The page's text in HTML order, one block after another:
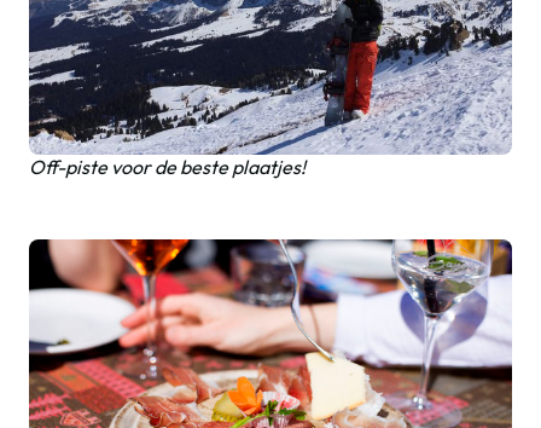
Off-piste voor de beste plaatjes!